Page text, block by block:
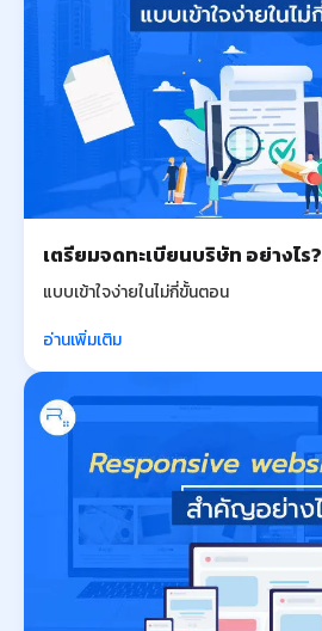
เตรียมจดทะเบียนบริษัท อย่างไร?
แบบเข้าใจง่ายในไม่กี่ขั้นตอน
อ่านเพิ่มเติม